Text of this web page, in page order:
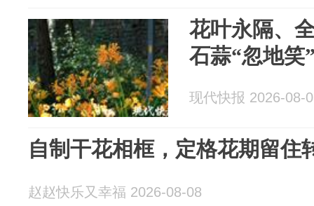
花叶永隔、
石蒜“忽地笑
现代快报 2026-08-
自制干花相框，定格花期留住
赵赵快乐又幸福 2026-08-08